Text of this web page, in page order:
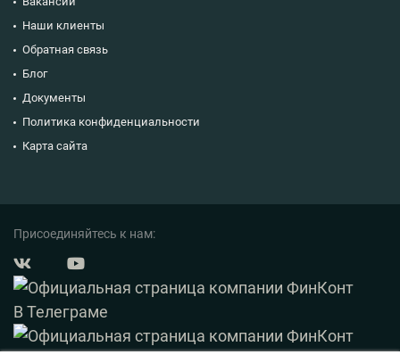
Наши клиенты
Обратная связь
Блог
Документы
Политика конфиденциальности
Карта сайта
Присоединяйтесь к нам: